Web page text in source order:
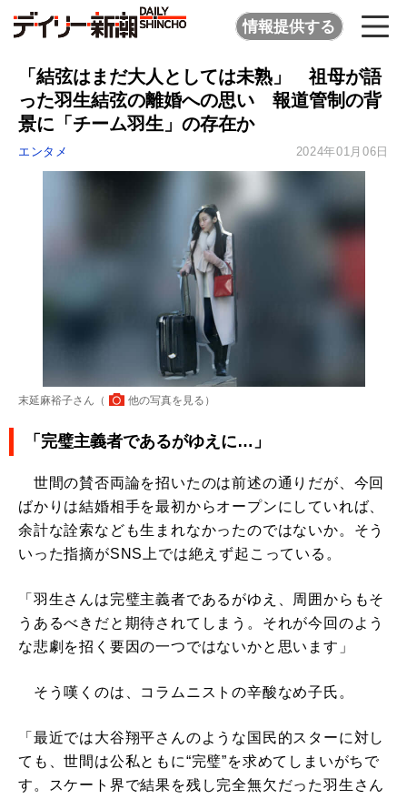
情報提供する
「結弦はまだ大人としては未熟」 祖母が語
った羽生結弦の離婚への思い 報道管制の背
景に「チーム羽生」の存在か
エンタメ 2024年01月06日
末延麻裕子さん（ 他の写真を見る ）
「完璧主義者であるがゆえに…」
世間の賛否両論を招いたのは前述の通りだが、今回
ばかりは結婚相手を最初からオープンにしていれば、
余計な詮索なども生まれなかったのではないか。そう
いった指摘がSNS上では絶えず起こっている。
「羽生さんは完璧主義者であるがゆえ、周囲からもそ
うあるべきだと期待されてしまう。それが今回のよう
な悲劇を招く要因の一つではないかと思います」
そう嘆くのは、コラムニストの辛酸なめ子氏。
「最近では大谷翔平さんのような国民的スターに対し
ても、世間は公私ともに“完璧”を求めてしまいがちで
す。スケート界で結果を残し完全無欠だった羽生さん